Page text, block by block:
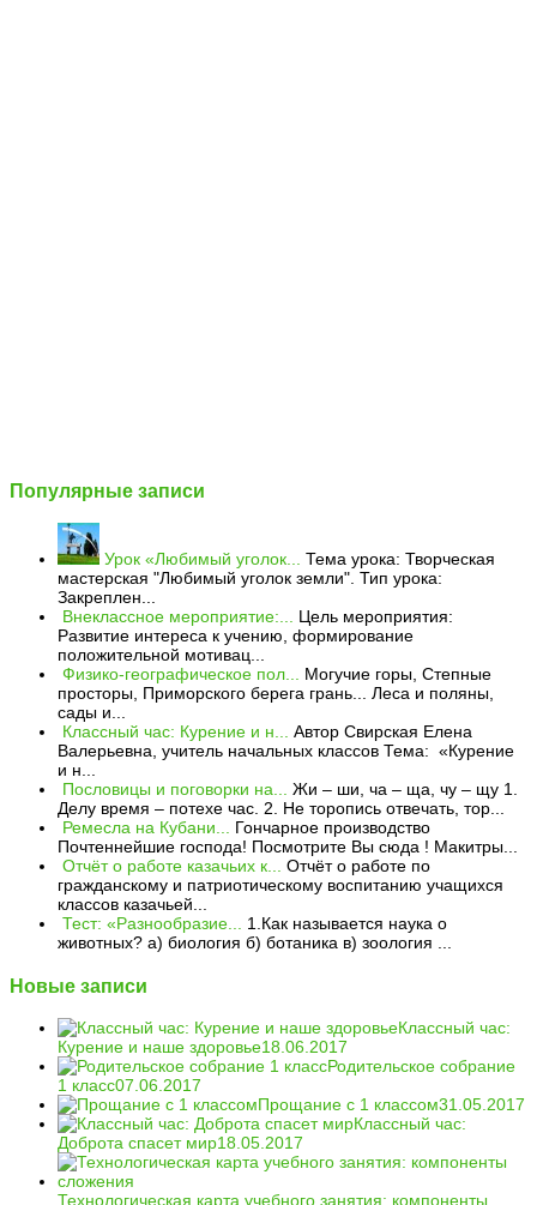
Популярные записи
Урок «Любимый уголок...
Тема урока: Творческая
мастерская "Любимый уголок земли". Тип урока:
Закреплен...
Внеклассное мероприятие:...
Цель мероприятия:
Развитие интереса к учению, формирование
положительной мотивац...
Физико-географическое пол...
Могучие горы, Степные
просторы, Приморского берега грань... Леса и поляны,
сады и...
Классный час: Курение и н...
Автор Свирская Елена
Валерьевна, учитель начальных классов Тема: «Курение
и н...
Пословицы и поговорки на...
Жи – ши, ча – ща, чу – щу 1.
Делу время – потехе час. 2. Не торопись отвечать, тор...
Ремесла на Кубани...
Гончарное производство
Почтеннейшие господа! Посмотрите Вы сюда ! Макитры...
Отчёт о работе казачьих к...
Отчёт о работе по
гражданскому и патриотическому воспитанию учащихся
классов казачьей...
Тест: «Разнообразие...
1.Как называется наука о
животных? а) биология б) ботаника в) зоология ...
Новые записи
Классный час:
Курение и наше здоровье18.06.2017
Родительское собрание
1 класс07.06.2017
Прощание с 1 классом31.05.2017
Классный час:
Доброта спасет мир18.05.2017
Технологическая карта учебного занятия: компоненты